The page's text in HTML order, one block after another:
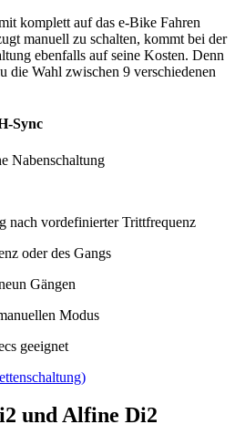
komplett auf das e-Bike Fahren
manuell zu schalten, kommt bei der
ebenfalls auf seine Kosten. Denn
die Wahl zwischen 9 verschiedenen
Sync
Nabenschaltung
nach vordefinierter Trittfrequenz
oder des Gangs
Gängen
Modus
geeignet
und Alfine Di2